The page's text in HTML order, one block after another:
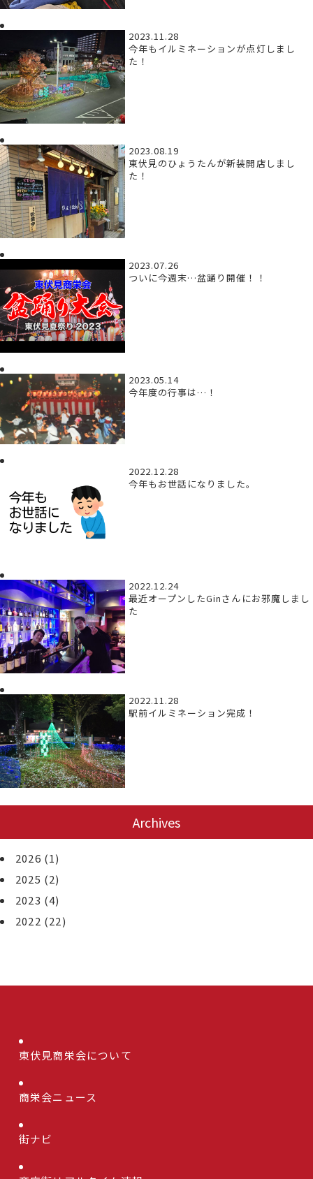
2023.11.28
今年もイルミネーションが点灯しまし
た！
2023.08.19
東伏見のひょうたんが新装開店しまし
た！
2023.07.26
ついに今週末…盆踊り開催！！
2023.05.14
今年度の行事は…！
2022.12.28
今年もお世話になりました。
2022.12.24
最近オープンしたGinさんにお邪魔しまし
た
2022.11.28
駅前イルミネーション完成！
Archives
2026 (1)
2025 (2)
2023 (4)
2022 (22)
東伏見商栄会について
商栄会ニュース
街ナビ